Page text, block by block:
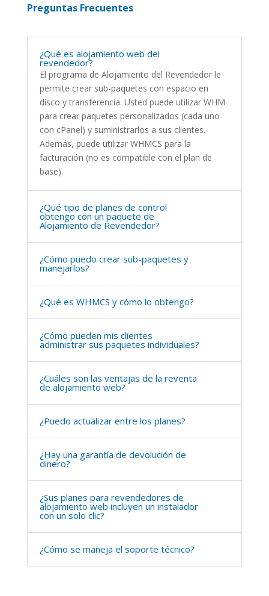
Preguntas Frecuentes
¿Qué es alojamiento web del
revendedor?
El programa de Alojamiento del Revendedor le
permite crear sub-paquetes con espacio en
disco y transferencia. Usted puede utilizar WHM
para crear paquetes personalizados (cada uno
con cPanel) y suministrarlos a sus clientes.
Además, puede utilizar WHMCS para la
facturación (no es compatible con el plan de
base).
¿Qué tipo de planes de control
obtengo con un paquete de
Alojamiento de Revendedor?
¿Cómo puedo crear sub-paquetes y
manejarlos?
¿Qué es WHMCS y cómo lo obtengo?
¿Cómo pueden mis clientes
administrar sus paquetes individuales?
¿Cuáles son las ventajas de la reventa
de alojamiento web?
¿Puedo actualizar entre los planes?
¿Hay una garantía de devolución de
dinero?
¿Sus planes para revendedores de
alojamiento web incluyen un instalador
con un solo clic?
¿Cómo se maneja el soporte técnico?